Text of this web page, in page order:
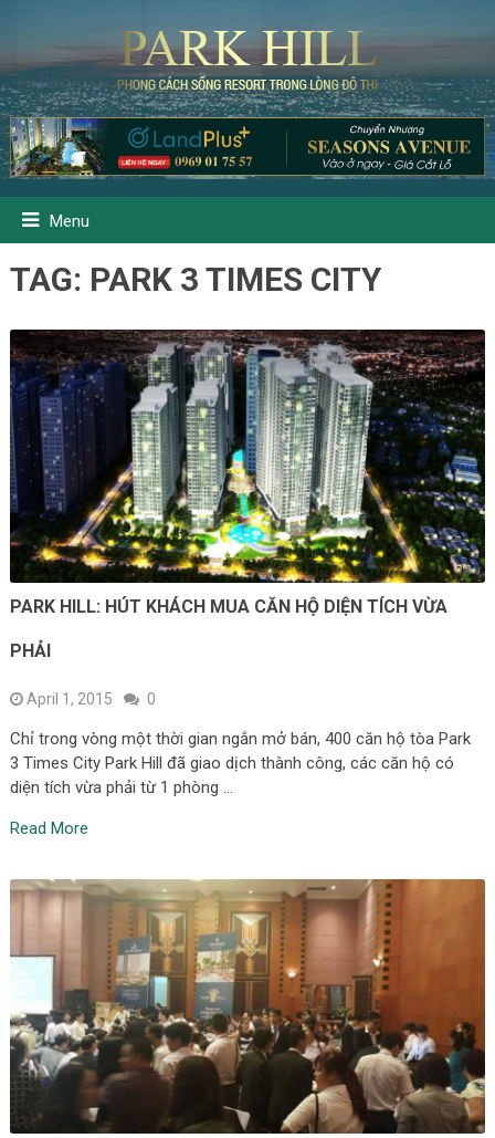
Menu
TAG: PARK 3 TIMES CITY
PARK HILL: HÚT KHÁCH MUA CĂN HỘ DIỆN TÍCH VỪA
PHẢI
April 1, 2015 0
Chỉ trong vòng một thời gian ngắn mở bán, 400 căn hộ tòa Park
3 Times City Park Hill đã giao dịch thành công, các căn hộ có
diện tích vừa phải từ 1 phòng …
Read More